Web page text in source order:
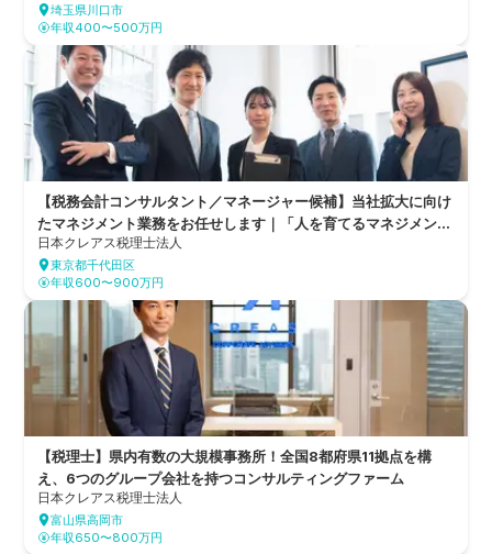
埼玉県川口市
年収400〜500万円
【税務会計コンサルタント／マネージャー候補】当社拡大に向け
たマネジメント業務をお任せします｜「人を育てるマネジメント
の道」と「専門性を極めるテクニカルの道」の2つからキャリア
を描くことが可能！全国8都府県11拠点を構え、6つのグループ
会社を持つ総合的なコンサルティングファーム
日本クレアス税理士法人
東京都千代田区
年収600〜900万円
【税理士】県内有数の大規模事務所！全国8都府県11拠点を構
え、6つのグループ会社を持つコンサルティングファーム
日本クレアス税理士法人
富山県高岡市
年収650〜800万円